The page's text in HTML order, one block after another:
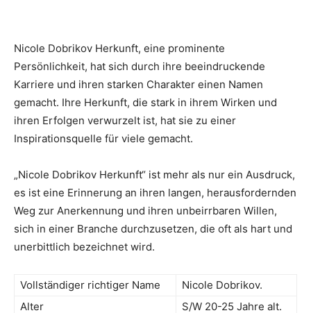
Nicole Dobrikov Herkunft, eine prominente
Persönlichkeit, hat sich durch ihre beeindruckende
Karriere und ihren starken Charakter einen Namen
gemacht. Ihre Herkunft, die stark in ihrem Wirken und
ihren Erfolgen verwurzelt ist, hat sie zu einer
Inspirationsquelle für viele gemacht.
„Nicole Dobrikov Herkunft“ ist mehr als nur ein Ausdruck,
es ist eine Erinnerung an ihren langen, herausfordernden
Weg zur Anerkennung und ihren unbeirrbaren Willen,
sich in einer Branche durchzusetzen, die oft als hart und
unerbittlich bezeichnet wird.
Vollständiger richtiger Name
Nicole Dobrikov.
Alter
S/W 20-25 Jahre alt.